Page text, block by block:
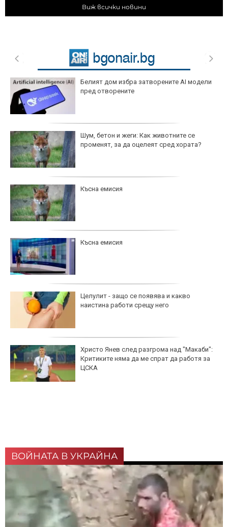
Виж всички новини
Белият дом избра затворените AI модели
пред отворените
Шум, бетон и жеги: Как животните се
променят, за да оцелеят сред хората?
Късна емисия
Късна емисия
Целулит - защо се появява и какво
наистина работи срещу него
Христо Янев след разгрома над "Макаби":
Критиките няма да ме спрат да работя за
ЦСКА
ВОЙНАТА В УКРАЙНА